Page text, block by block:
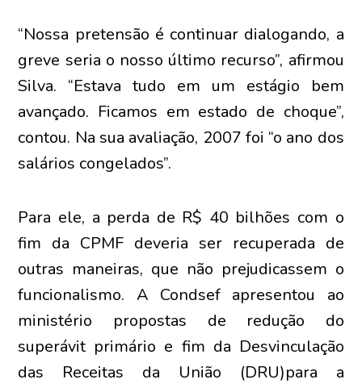
“Nossa pretensão é continuar dialogando, a
greve seria o nosso último recurso”, afirmou
Silva. “Estava tudo em um estágio bem
avançado. Ficamos em estado de choque”,
contou. Na sua avaliação, 2007 foi “o ano dos
salários congelados”.
Para ele, a perda de R$ 40 bilhões com o
fim da CPMF deveria ser recuperada de
outras maneiras, que não prejudicassem o
funcionalismo. A Condsef apresentou ao
ministério propostas de redução do
superávit primário e fim da Desvinculação
das Receitas da União (DRU)para a